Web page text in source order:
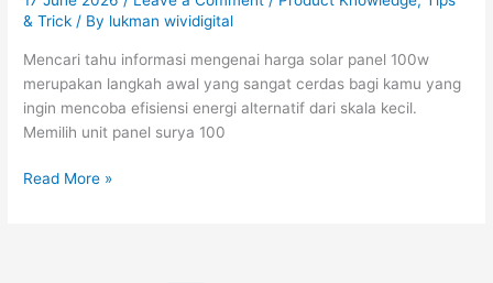
& Trick / By lukman wividigital
Mencari tahu informasi mengenai harga solar panel 100w
merupakan langkah awal yang sangat cerdas bagi kamu yang
ingin mencoba efisiensi energi alternatif dari skala kecil.
Memilih unit panel surya 100
Read More »